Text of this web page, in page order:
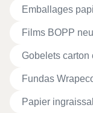
Emballages
Films BOPP
Gobelets carton
Fundas
Papier